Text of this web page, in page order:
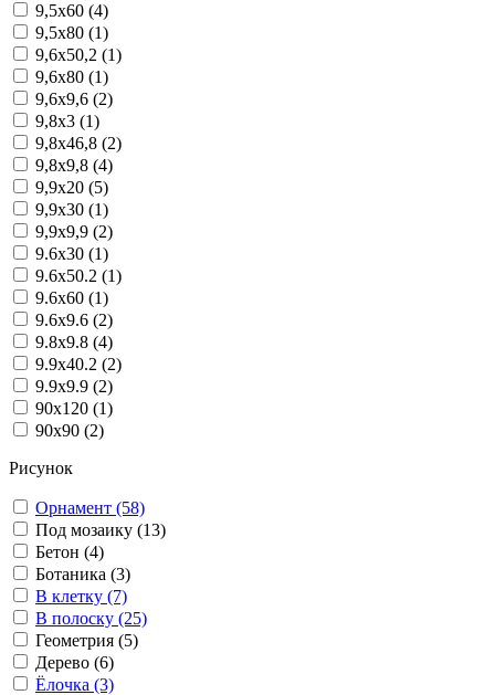
9,5x60 (4)
9,5x80 (1)
9,6x50,2 (1)
9,6x80 (1)
9,6x9,6 (2)
9,8x3 (1)
9,8x46,8 (2)
9,8x9,8 (4)
9,9x20 (5)
9,9x30 (1)
9,9x9,9 (2)
9.6x30 (1)
9.6x50.2 (1)
9.6x60 (1)
9.6x9.6 (2)
9.8x9.8 (4)
9.9x40.2 (2)
9.9x9.9 (2)
90x120 (1)
90x90 (2)
Рисунок
Орнамент (58)
Под мозаику (13)
Бетон (4)
Ботаника (3)
В клетку (7)
В полоску (25)
Геометрия (5)
Дерево (6)
Ёлочка (3)